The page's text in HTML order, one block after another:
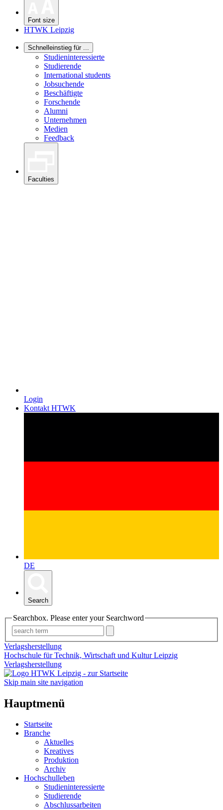
Font size
HTWK Leipzig
Schnelleinstieg für ...
Studieninteressierte
Studierende
International students
Jobsuchende
Beschäftigte
Forschende
Alumni
Unternehmen
Medien
Feedback
Faculties
Login
Kontakt HTWK
DE
Search
Searchbox. Please enter your Searchword
Verlagsherstellung
Hochschule für Technik, Wirtschaft und Kultur Leipzig
Verlagsherstellung
Skip main site navigation
Hauptmenü
Startseite
Branche
Aktuelles
Kreatives
Produktion
Archiv
Hochschulleben
Studieninteressierte
Studierende
Abschlussarbeiten